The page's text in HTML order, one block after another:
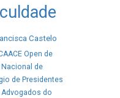
Castelo
CAACE Open de
Nacional de
de Presidentes
do